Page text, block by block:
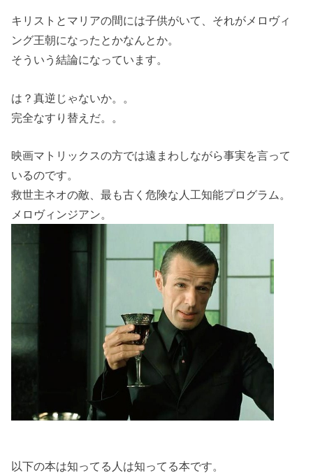
キリストとマリアの間には子供がいて、それがメロヴィ
ング王朝になったとかなんとか。
そういう結論になっています。
は？真逆じゃないか。。
完全なすり替えだ。。
映画マトリックスの方では遠まわしながら事実を言って
いるのです。
救世主ネオの敵、最も古く危険な人工知能プログラム。
メロヴィンジアン。
以下の本は知ってる人は知ってる本です。